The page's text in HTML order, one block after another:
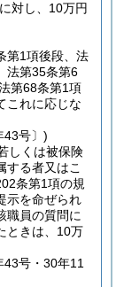
対し、10万円
第1項後段、法
法第35条第6
第68条第1項
これに応じな
43号〕)
しくは被保険
する者又はこ
条第1項の規
示を命ぜられ
職員の質問に
ときは、10万
号・30年11